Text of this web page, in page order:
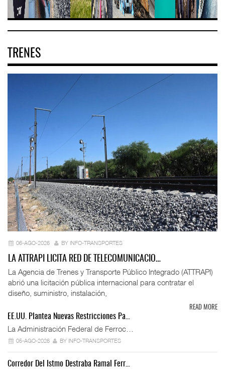
TRENES
06-AGO-2026 BY INFO-TRANSPORTES
LA ATTRAPI LICITA RED DE TELECOMUNICACIO…
La Agencia de Trenes y Transporte Público Integrado (ATTRAPI)
abrió una licitación pública internacional para contratar el
diseño, suministro, instalación,
READ MORE
EE.UU. Plantea Nuevas Restricciones Pa…
La Administración Federal de Ferroc…
05-AGO-2026 BY INFO-TRANSPORTES
Corredor Del Istmo Destraba Ramal Ferr…